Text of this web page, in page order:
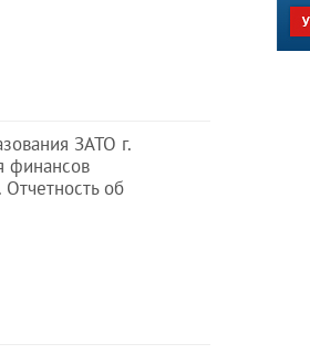
ЗАТО г.
финансов
об